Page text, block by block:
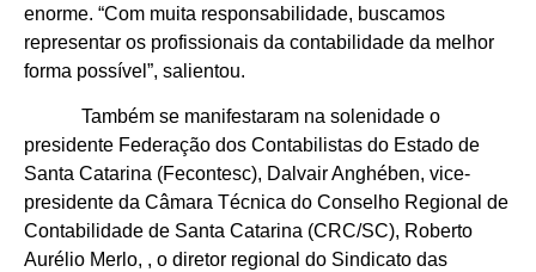
enorme. “Com muita responsabilidade, buscamos
representar os profissionais da contabilidade da melhor
forma possível”, salientou.
Também se manifestaram na solenidade o
presidente Federação dos Contabilistas do Estado de
Santa Catarina (Fecontesc), Dalvair Anghében, vice-
presidente da Câmara Técnica do Conselho Regional de
Contabilidade de Santa Catarina (CRC/SC), Roberto
Aurélio Merlo, , o diretor regional do Sindicato das